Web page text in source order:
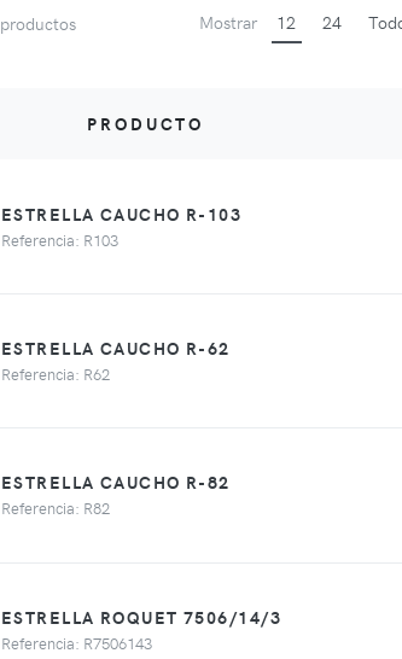
productos Mostrar 12 24
PRODUCTO
ESTRELLA CAUCHO R-103
Referencia: R103
ESTRELLA CAUCHO R-62
Referencia: R62
ESTRELLA CAUCHO R-82
Referencia: R82
ESTRELLA ROQUET 7506/14/3
Referencia: R7506143